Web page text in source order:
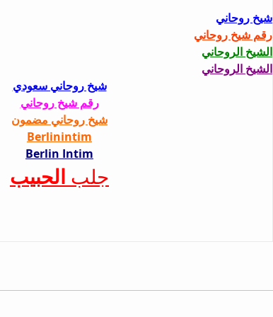
شيخ روحاني
رقم شيخ روحاني
الشيخ الروحاني
الشيخ الروحاني
شيخ روحاني سعودي
رقم شيخ روحاني
شيخ روحاني مضمون
Berlinintim
Berlin Intim
جلب الحبيب